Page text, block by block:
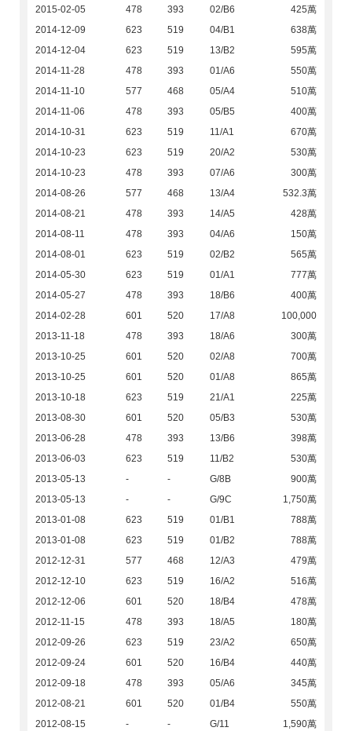
2015-02-05
478 393 02/B6
425萬
2014-12-09
623 519 04/B1
638萬
2014-12-04
623 519 13/B2
595萬
2014-11-28
478 393 01/A6
550萬
2014-11-10
577 468 05/A4
510萬
2014-11-06
478 393 05/B5
400萬
2014-10-31
623 519 11/A1
670萬
2014-10-23
623 519 20/A2
530萬
2014-10-23
478 393 07/A6
300萬
2014-08-26
577 468 13/A4
532.3萬
2014-08-21
478 393 14/A5
428萬
2014-08-11
478 393 04/A6
150萬
2014-08-01
623 519 02/B2
565萬
2014-05-30
623 519 01/A1
777萬
2014-05-27
478 393 18/B6
400萬
2014-02-28
601 520 17/A8
100,000
2013-11-18
478 393 18/A6
300萬
2013-10-25
601 520 02/A8
700萬
2013-10-25
601 520 01/A8
865萬
2013-10-18
623 519 21/A1
225萬
2013-08-30
601 520 05/B3
530萬
2013-06-28
478 393 13/B6
398萬
2013-06-03
623 519 11/B2
530萬
2013-05-13
- - G/8B
900萬
2013-05-13
- - G/9C
1,750萬
2013-01-08
623 519 01/B1
788萬
2013-01-08
623 519 01/B2
788萬
2012-12-31
577 468 12/A3
479萬
2012-12-10
623 519 16/A2
516萬
2012-12-06
601 520 18/B4
478萬
2012-11-15
478 393 18/A5
180萬
2012-09-26
623 519 23/A2
650萬
2012-09-24
601 520 16/B4
440萬
2012-09-18
478 393 05/A6
345萬
2012-08-21
601 520 01/B4
550萬
2012-08-15
- - G/11
1,590萬